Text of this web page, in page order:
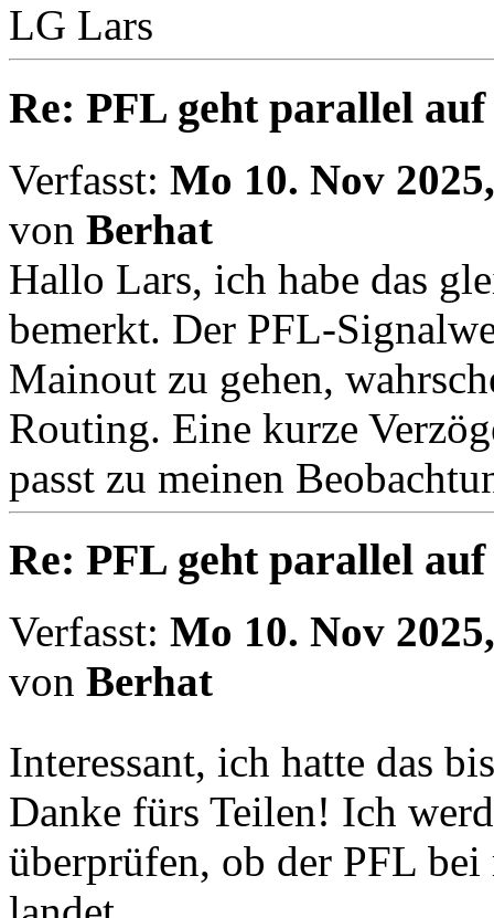
LG Lars
Re: PFL geht parallel
Verfasst: Mo 10. Nov
von Berhat
Hallo Lars, ich habe das
bemerkt. Der PFL-
Mainout zu gehen,
Routing. Eine kurze
passt zu meinen
Re: PFL geht parallel
Verfasst: Mo 10. Nov
von Berhat
Interessant, ich hatte das
Danke fürs Teilen! Ich
überprüfen, ob der PFL